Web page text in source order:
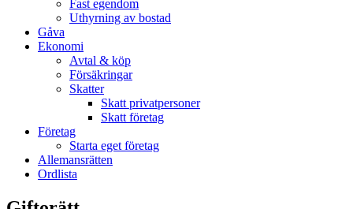
Fast egendom
Uthyrning av bostad
Gåva
Ekonomi
Avtal & köp
Försäkringar
Skatter
Skatt privatpersoner
Skatt företag
Företag
Starta eget företag
Allemansrätten
Ordlista